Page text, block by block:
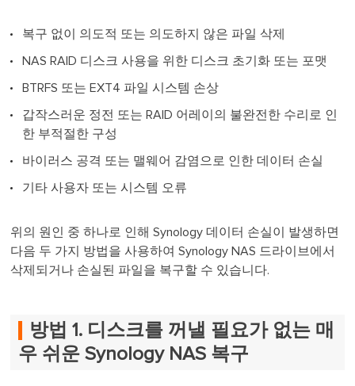
복구 없이 의도적 또는 의도하지 않은 파일 삭제
NAS RAID 디스크 사용을 위한 디스크 초기화 또는 포맷
BTRFS 또는 EXT4 파일 시스템 손상
갑작스러운 정전 또는 RAID 어레이의 불완전한 수리로 인
한 부적절한 구성
바이러스 공격 또는 맬웨어 감염으로 인한 데이터 손실
기타 사용자 또는 시스템 오류
위의 원인 중 하나로 인해 Synology 데이터 손실이 발생하면
다음 두 가지 방법을 사용하여 Synology NAS 드라이브에서
삭제되거나 손실된 파일을 복구할 수 있습니다.
방법 1. 디스크를 꺼낼 필요가 없는 매
우 쉬운 Synology NAS 복구